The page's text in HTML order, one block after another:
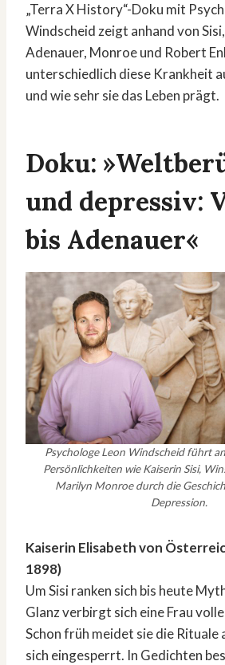
„Terra X History“-Doku mit
Windscheid zeigt anhand von
Adenauer, Monroe und Robert
unterschiedlich diese Krankheit
und wie sehr sie das Leben prägt.
Doku:
und depressiv:
bis Adenauer«
Psychologe Leon Windscheid führt
Persönlichkeiten wie Kaiserin Sisi,
Marilyn Monroe durch die
Depression.
Kaiserin Elisabeth von
1898)
Um Sisi ranken sich bis heute
Glanz verbirgt sich eine Frau
Schon früh meidet sie die Rituale
sich eingesperrt. In Gedichten